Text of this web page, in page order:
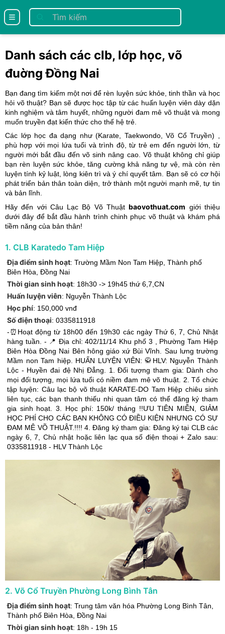
menu
Danh sách các clb, lớp học, võ
đuờng Đồng Nai
Bạn đang tìm kiếm một nơi để rèn luyện sức khỏe, tinh thần và học
hỏi võ thuật? Bạn sẽ được học tập từ các huấn luyện viên dày dặn
kinh nghiệm và tâm huyết, những người đam mê võ thuật và mong
muốn truyền đạt kiến thức cho thế hệ trẻ.
Các lớp học đa dạng như (Karate , Taekwondo, Võ Cổ Truyền) ,
phù hợp với mọi lứa tuổi và trình độ, từ trẻ em đến người lớn, từ
người mới bắt đầu đến võ sinh nâng cao. Võ thuật không chỉ giúp
bạn rèn luyện sức khỏe, tăng cường khả năng tự vệ, mà còn rèn
luyện tính kỷ luật, lòng kiên trì và ý chí quyết tâm. Bạn sẽ có cơ hội
phát triển bản thân toàn diện, trở thành một người mạnh mẽ, tự tin
và bản lĩnh.
Hãy đến với Câu Lạc Bộ Võ Thuậtbaovothuat.com giới thiệu
dưới đây để bắt đầu hành trình chinh phục võ thuật và khám phá
tiềm năng của bản thân!
1. CLB Karatedo Tam Hiệp
Địa điểm sinh hoạt: Trường Mầm Non Tam Hiệp Thành phố
Biên Hòa Đồng Nai
Thời gian sinh hoạt: 18h30 -> 19h45 thứ 6,7,CN
Huấn luyện viên: Nguyễn Thành Lộc
Học phí: 150,000 vnđ
Số điện thoại: 0335811918
-⏰Hoạt động từ 18h00 đến 19h30 các ngày Thứ 6, 7, Chủ Nhật
hàng tuần. - 📍 Địa chỉ: 402/11/14 Khu phố 3 , Phường Tam Hiệp
Biên Hòa Đồng Nai Bên hông giáo xứ Bùi Vĩnh. Sau lưng trường
Mầm non Tam hiệp. HUẤN LUYỆN VIÊN: 🥋HLV: Nguyễn Thành
Lộc - Huyền đai đệ Nhị Đẳng. 1. Đối tượng tham gia: Dành cho
mọi đối tượng, mọi lứa tuổi có niềm đam mê võ thuật. 2. Tổ chức
tập luyện: Câu lạc bộ võ thuật KARATE-DO Tam Hiệp chiêu sinh
liên tục, các bạn thanh thiếu nhi quan tâm có thể đăng ký tham
gia sinh hoạt. 3. Học phí: 150k/ tháng !!ƯU TIÊN MIỄN, GIẢM
HỌC PHÍ CHO CÁC BẠN KHÔNG CÓ ĐIỀU KIỆN NHƯNG CÓ SỰ
ĐAM MÊ VÕ THUẬT.!!!! 4. Đăng ký tham gia: Đăng ký tại CLB các
ngày 6, 7, Chủ nhật hoặc liên lạc qua số điện thoại + Zalo sau:
0335811918 - HLV Thành Lộc
2. Võ Cổ Truyền Phường Long Bình Tân
Địa điểm sinh hoạt: Trung tâm văn hóa Phường Long Bình Tân
Thành phố Biên Hòa Đồng Nai
Thời gian sinh hoạt: 18h - 19h 15